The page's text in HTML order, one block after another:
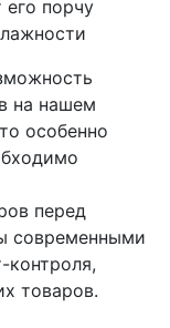
порчу
на нашем
особенно
перед
современными
контроля,
товаров.